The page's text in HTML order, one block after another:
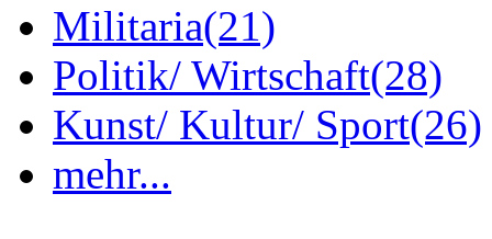
Militaria(21)
Politik/ Wirtschaft(28)
Kunst/ Kultur/ Sport(26)
mehr...